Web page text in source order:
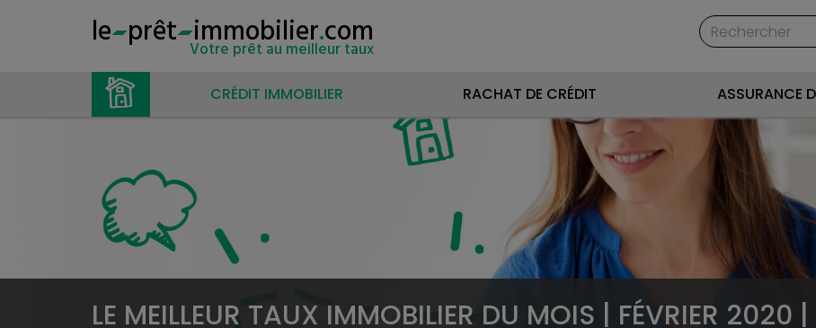
le prêt immobilier.com
Votre prêt au meilleur taux
CRÉDIT IMMOBILIER RACHAT DE CRÉDIT ASSURANCE
LE MEILLEUR TAUX IMMOBILIER DU MOIS | FÉVRIER 2020